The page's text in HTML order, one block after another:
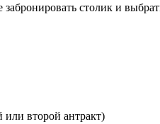
столик и
или второй антракт)